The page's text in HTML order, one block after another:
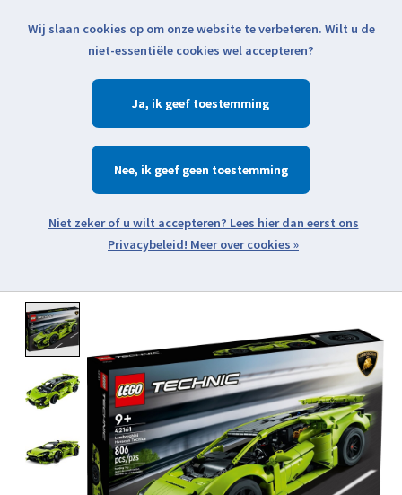
Klik voor actuele verzendinformatie...
Verlanglijst
Zoeken
Open webshop menu
Wij slaan cookies op om onze website te verbeteren. Wilt u de
niet-essentiële cookies wel accepteren?
Ja
Nee
Meer over cookies »